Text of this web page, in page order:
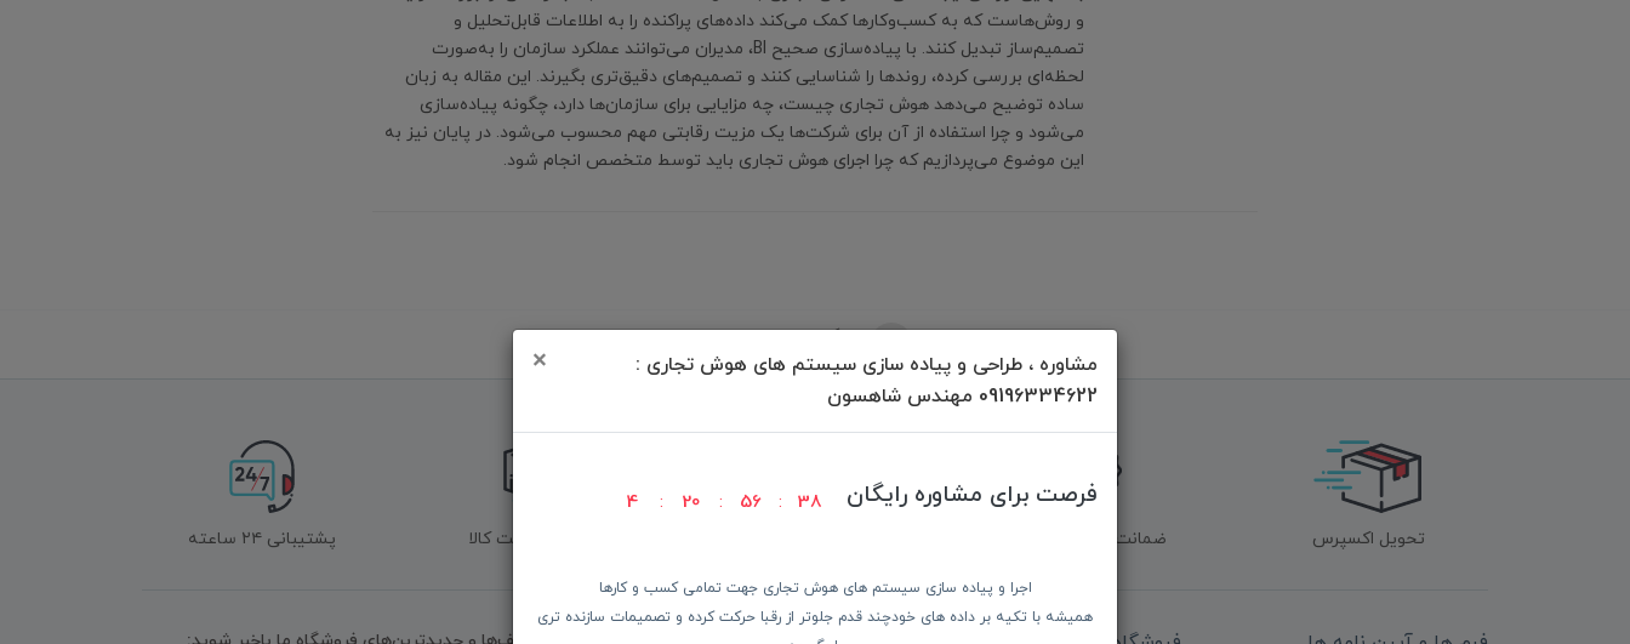
مشاوره ، طراحی و پیاده سازی سیستم های هوش تجاری :
09196334622 مهندس شاهسون
×
فرصت برای مشاوره رایگان 4 20 56 37
اجرا و پیاده سازی سیستم های هوش تجاری جهت تمامی کسب و کارها
همیشه با تکیه بر داده های خودچند قدم جلوتر از رقبا حرکت کرده و تصمیمات سازنده تری
و روش‌هاست که به کسب‌وکارها کمک می‌کند داده‌های پراکنده را به اطلاعات قابل‌تحلیل و
تصمیم‌ساز تبدیل کنند. با پیاده‌سازی صحیح BI، مدیران می‌توانند عملکرد سازمان را به‌صورت
لحظه‌ای بررسی کرده، روندها را شناسایی کنند و تصمیم‌های دقیق‌تری بگیرند. این مقاله به زبان
ساده توضیح می‌دهد هوش تجاری چیست، چه مزایایی برای سازمان‌ها دارد، چگونه پیاده‌سازی
می‌شود و چرا استفاده از آن برای شرکت‌ها یک مزیت رقابتی مهم محسوب می‌شود. در پایان نیز به
این موضوع می‌پردازیم که چرا اجرای هوش تجاری باید توسط متخصص انجام شود.
برگشت به بالا
تحویل اکسپرس ضمانت اصل‌بودن کالا ضمانت بازگشت کالا پشتیبانی ۲۴ ساعته